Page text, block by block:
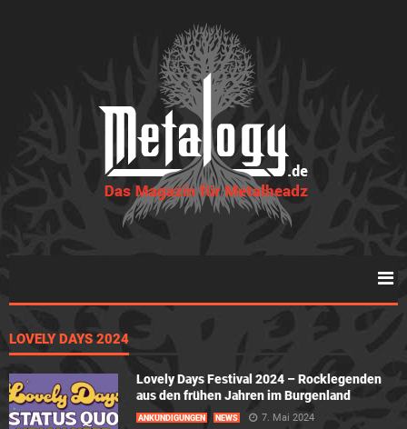
LOVELY DAYS 2024
Lovely Days Festival 2024 – Rocklegenden
aus den frühen Jahren im Burgenland
ANKÜNDIGUNGEN NEWS 7. Mai 2024